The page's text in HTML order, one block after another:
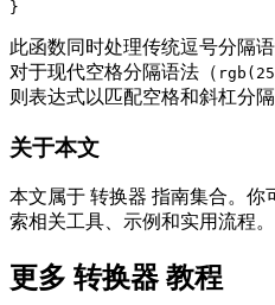
此函数同时处理传统逗号分隔
对于现代空格分隔语法（
则表达式以匹配空格和斜杠分隔
关于本文
本文属于 转换器 指南集合。你
索相关工具、示例和实用流程。
更多 转换器 教程